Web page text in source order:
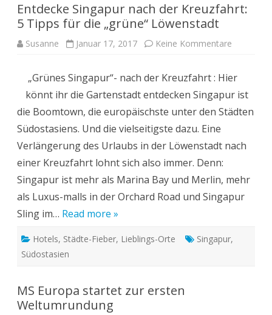
Entdecke Singapur nach der Kreuzfahrt:
5 Tipps für die „grüne“ Löwenstadt
Susanne Januar 17, 2017 Keine Kommentare
der
5
Tipps
für
die
„Grünes Singapur“- nach der Kreuzfahrt : Hier
könnt ihr die Gartenstadt entdecken Singapur ist
die Boomtown, die europäischste unter den Städten
Südostasiens. Und die vielseitigste dazu. Eine
Verlängerung des Urlaubs in der Löwenstadt nach
einer Kreuzfahrt lohnt sich also immer. Denn:
Singapur ist mehr als Marina Bay und Merlin, mehr
als Luxus-malls in der Orchard Road und Singapur
Sling im… Read more »
Hotels, Städte-Fieber, Lieblings-Orte Singapur,
Südostasien
MS Europa startet zur ersten
Weltumrundung